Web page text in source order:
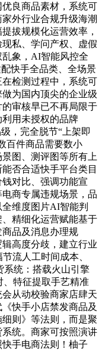
良商品素材，系统可
外行业合规升级海潮
拔规模化运营效率，
私、学问产权、虚假
象，AI智能风控全
快手全品类、全场景
检测过程中，系统可
为国内顶尖的企业级
审核早已不再局限于
用未授权的品牌
，完全脱节“上架即
百件商品需要数小
图、测评图等所有上
否合适快手平台类目
对比、强调功能宣
商专属违规场景，品
维度图片AI智能判
精细化运营赋能基于
品及消息办理规
高度分歧，建立行业
流人工时间成本、
系统：搭载火山引擎
特征提取手艺精准
从动校验商家店肆天
快手小店禁发商品及
则》等法则，而是聚
统。商家可按照演讲
手电商法则！柚子